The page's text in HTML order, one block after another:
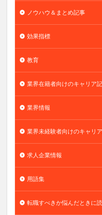
ノウハウ＆まとめ記事
効果指標
教育
業界在籍者向けのキャリア
業界情報
業界未経験者向けのキャリ
求人企業情報
用語集
転職すべきか悩んだときに